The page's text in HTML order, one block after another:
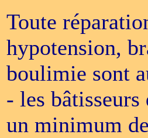
Toute
hypotension,
boulimie sont
- les
un minimum